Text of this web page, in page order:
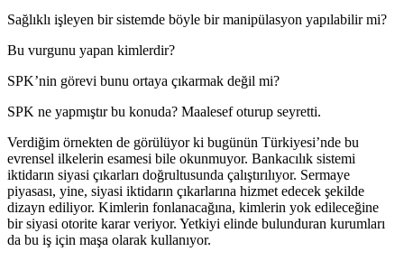
Sağlıklı işleyen bir sistemde böyle bir manipülasyon yapılabilir mi?
Bu vurgunu yapan kimlerdir?
SPK’nin görevi bunu ortaya çıkarmak değil mi?
SPK ne yapmıştır bu konuda? Maalesef oturup seyretti.
Verdiğim örnekten de görülüyor ki bugünün Türkiyesi’nde bu
evrensel ilkelerin esamesi bile okunmuyor. Bankacılık sistemi
iktidarın siyasi çıkarları doğrultusunda çalıştırılıyor. Sermaye
piyasası, yine, siyasi iktidarın çıkarlarına hizmet edecek şekilde
dizayn ediliyor. Kimlerin fonlanacağına, kimlerin yok edileceğine
bir siyasi otorite karar veriyor. Yetkiyi elinde bulunduran kurumları
da bu iş için maşa olarak kullanıyor.